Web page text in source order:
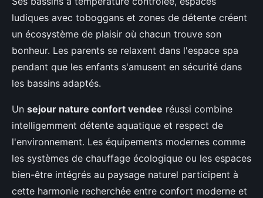
ludiques avec toboggans et zones de détente créent
un écosystème de plaisir où chacun trouve son
bonheur. Les parents se relaxent dans l'espace spa
pendant que les enfants s'amusent en sécurité dans
les bassins adaptés.
Un sejour nature confort vendee réussi combine
intelligemment détente aquatique et respect de
l'environnement. Les équipements modernes comme
les systèmes de chauffage écologique ou les espaces
bien-être intégrés au paysage naturel participent à
cette harmonie recherchée entre confort moderne et